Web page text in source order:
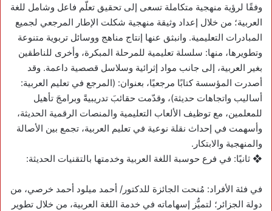
وفقًا لرؤية منهجية متكاملة تسعى إلى تحقيق تعلّم فاعل وشامل للغة
العربية؛ من خلال إعداد وثيقة منهجية شكلت الإطار المرجعي لجميع
المبادرات التعليمية. وانبثق عنها إنتاج مناهج ووسائل تربوية متنوعة
وتطويرها، منها: سلسلة تعليمية للمرحلة المبكرة، وأخرى للناطقين
بغير العربية، إلى جانب مواد إثرائية وسلاسل قصصية داعمة. وقد
أصدرت المؤسسة كتابًا مرجعيًا، بعنوان: (المرجع في تعليم العربية:
أساليب واتجاهات حديثة)، وقدّمت حقائبَ تدريبيةً وبرامجَ تأهيل
للمعلمين، مع توظيف الألعاب التعليمية والمنصات الرقمية الحديثة،
وأسهمت في إحداث نقلة نوعية في تعليم العربية، تجمع بين الأصالة
والمنهجية والابتكار.
❖ ثانيًا: في فرع حوسبة اللغة العربية وخدمتها بالتقنيات الحديثة:
في فئة الأفراد: مُنحت الجائزة للدكتور/ أحمد ميلود أحمد خرصي، من
دولة الجزائر؛ لتميُّز إسهاماته في خدمة اللغة العربية، من خلال تطوير